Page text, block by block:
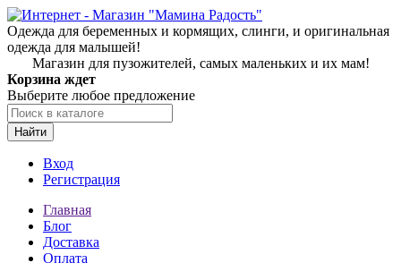
Одежда для беременных и кормящих, слинги, и оригинальная
одежда для малышей!
Магазин для пузожителей, самых маленьких и их мам!
Корзина ждет
Выберите любое предложение
Найти
Вход
Регистрация
Главная
Блог
Доставка
Оплата